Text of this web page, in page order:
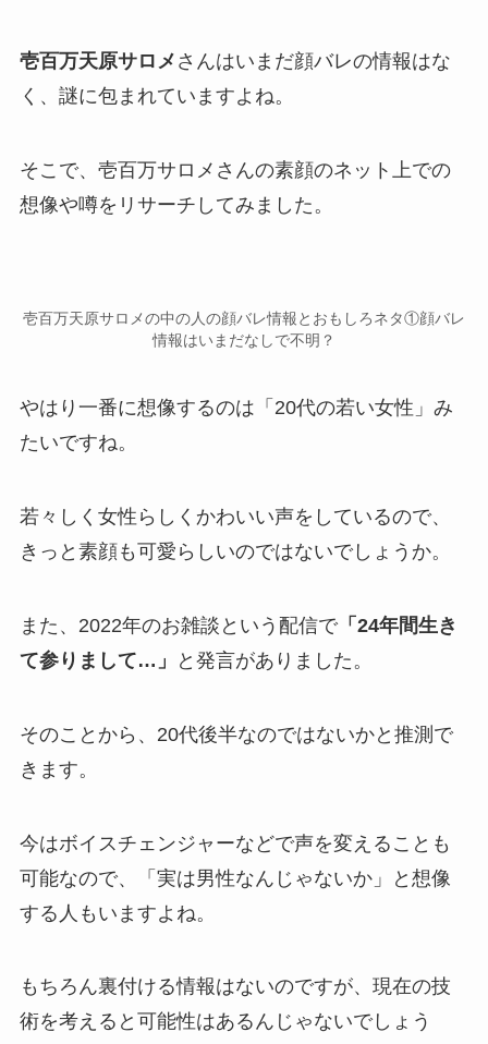
壱百万天原サロメ さんはいまだ顔バレの情報はな
く、謎に包まれていますよね。
そこで、壱百万サロメさんの素顔のネット上での
想像や噂をリサーチしてみました。
壱百万天原サロメの中の人の顔バレ情報とおもしろネタ①顔バレ
情報はいまだなしで不明？
やはり一番に想像するのは 「20代の若い女性」 み
たいですね。
若々しく女性らしくかわいい声をしているので、
きっと素顔も可愛らしいのではないでしょうか。
また、2022年のお雑談という配信で「24年間生き
て参りまして…」
と発言がありました。
そのことから、 20代後半なのではないかと推測で
きます。
今はボイスチェンジャーなどで声を変えることも
可能なので、
「実は男性なんじゃないか」
と想像
する人もいますよね。
もちろん裏付ける情報はないのですが、現在の技
術を考えると可能性はあるんじゃないでしょう